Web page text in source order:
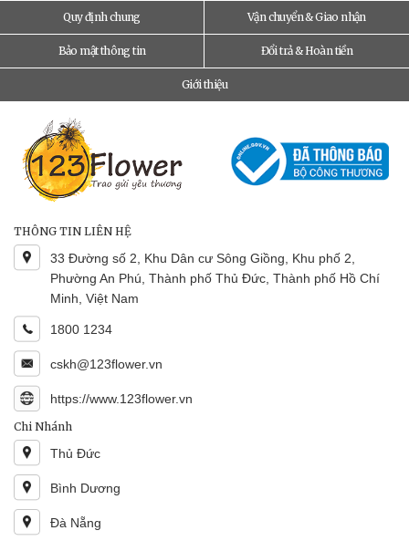
Quy định chung Vận chuyển & Giao nhận
Bảo mật thông tin Đổi trả & Hoàn tiền
Giới thiệu
THÔNG TIN LIÊN HỆ
33 Đường số 2, Khu Dân cư Sông Giồng, Khu phố 2,
Phường An Phú, Thành phố Thủ Đức, Thành phố Hồ Chí
Minh, Việt Nam
1800 1234
cskh@123flower.vn
https://www.123flower.vn
Chi Nhánh
Thủ Đức
Bình Dương
Đà Nẵng